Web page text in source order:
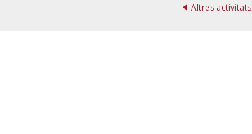
Altres activitats